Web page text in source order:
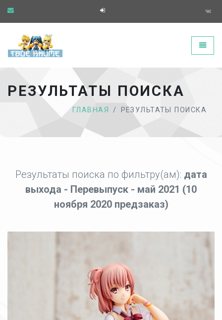
Твоё аниме - главная страница
РЕЗУЛЬТАТЫ ПОИСКА
ГЛАВНАЯ РЕЗУЛЬТАТЫ ПОИСКА
Результаты поиска по фильтру(ам): дата
выхода - Перевыпуск - май 2021 (10
ноября 2020 предзаказ)